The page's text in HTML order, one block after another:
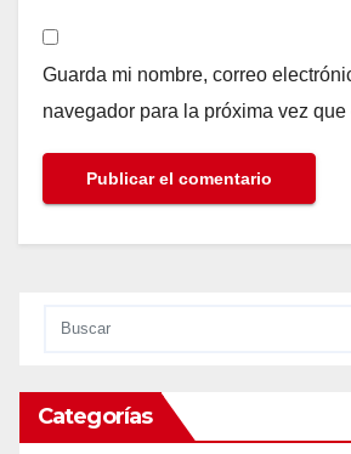
Guarda mi nombre, correo
navegador para la próxima vez que
Categorías